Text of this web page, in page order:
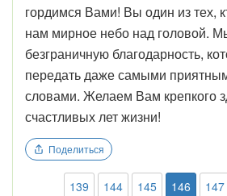
гордимся Вами! Вы один из тех,
нам мирное небо над головой.
безграничную благодарность,
передать даже самыми
словами. Желаем Вам крепкого
счастливых лет жизни!
Поделиться
139 144 145 146 147